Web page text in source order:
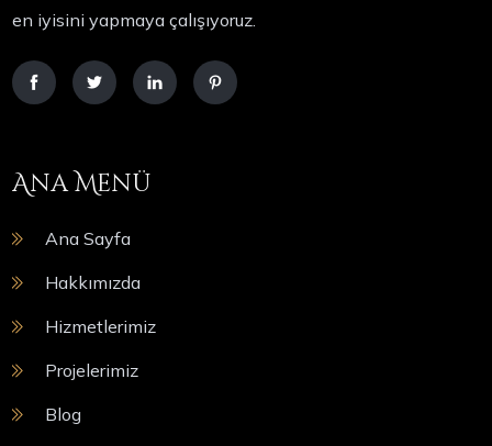
en iyisini yapmaya çalışıyoruz.
Ana Menü
Ana Sayfa
Hakkımızda
Hizmetlerimiz
Projelerimiz
Blog